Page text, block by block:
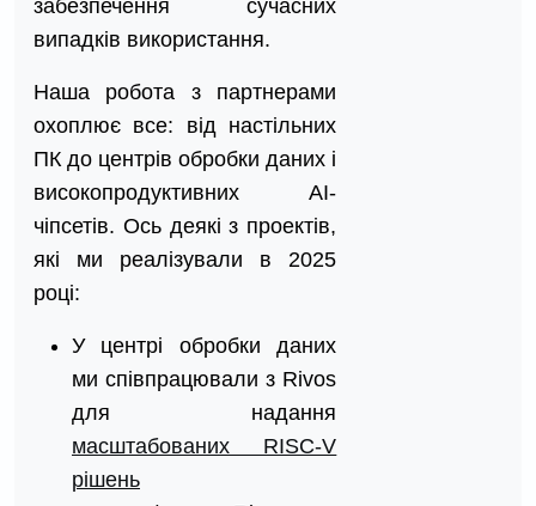
забезпечення сучасних
випадків використання.
Наша робота з партнерами
охоплює все: від настільних
ПК до центрів обробки даних і
високопродуктивних AI-
чіпсетів. Ось деякі з проектів,
які ми реалізували в 2025
році:
У центрі обробки даних
ми співпрацювали з Rivos
для надання
масштабованих RISC-V
рішень